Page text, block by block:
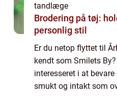
tandlæge
Brodering på tøj:
personlig stil
Er du netop flyttet til
kendt som Smilets
interesseret i at
smukt og intakt som